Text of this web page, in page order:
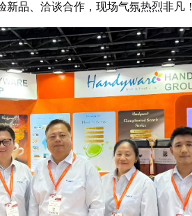
新品、洽谈合作，现场气氛热烈非凡！